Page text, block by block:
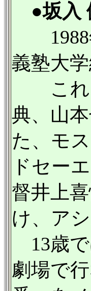
●坂入
1988
義塾大学
これま
典、山
た、モ
ドセー
督井上
け、ア
13歳で
劇場で